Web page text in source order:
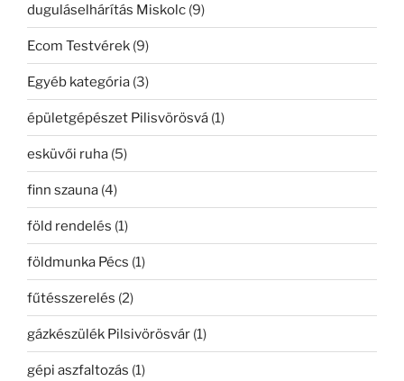
duguláselhárítás Miskolc (9)
Ecom Testvérek (9)
Egyéb kategória (3)
épületgépészet Pilisvörösvá (1)
esküvői ruha (5)
finn szauna (4)
föld rendelés (1)
földmunka Pécs (1)
fűtésszerelés (2)
gázkészülék Pilsivörösvár (1)
gépi aszfaltozás (1)